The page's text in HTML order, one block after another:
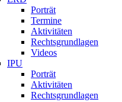
Porträt
Termine
Aktivitäten
Rechtsgrundlagen
Videos
IPU
Porträt
Aktivitäten
Rechtsgrundlagen